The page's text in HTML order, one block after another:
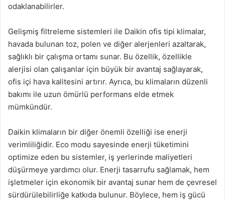
odaklanabilirler.
Gelişmiş filtreleme sistemleri ile Daikin ofis tipi klimalar,
havada bulunan toz, polen ve diğer alerjenleri azaltarak,
sağlıklı bir çalışma ortamı sunar. Bu özellik, özellikle
alerjisi olan çalışanlar için büyük bir avantaj sağlayarak,
ofis içi hava kalitesini artırır. Ayrıca, bu klimaların düzenli
bakımı ile uzun ömürlü performans elde etmek
mümkündür.
Daikin klimaların bir diğer önemli özelliği ise enerji
verimliliğidir. Eco modu sayesinde enerji tüketimini
optimize eden bu sistemler, iş yerlerinde maliyetleri
düşürmeye yardımcı olur. Enerji tasarrufu sağlamak, hem
işletmeler için ekonomik bir avantaj sunar hem de çevresel
sürdürülebilirliğe katkıda bulunur. Böylece, hem iş gücü